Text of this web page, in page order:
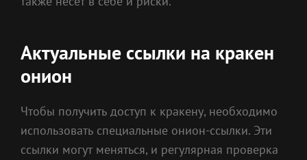
Актуальные ссылки на кракен
онион
Чтобы получить доступ к кракену, необходимо
использовать специальные онион-ссылки. Эти
ссылки могут меняться, и регулярная проверка